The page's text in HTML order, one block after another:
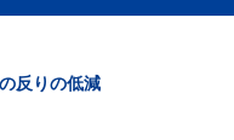
反りの低減